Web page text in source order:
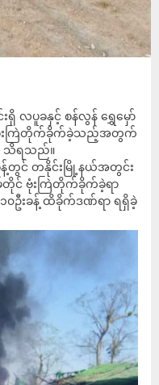
လပူခနှင့် စန်လွန် ရွှေမှော်
ဗုံးကြဲတိုက်ခိုက်ခဲ့သည့်အတွက်
သိရသည်။
န့်တွင် တနိုင်းမြို့နယ်အတွင်း
တိုင် ဗုံးကြဲတိုက်ခိုက်ခဲ့ရာ
၀ဦးခန့် ထိခိုက်ဒဏ်ရာ ရရှိခဲ့